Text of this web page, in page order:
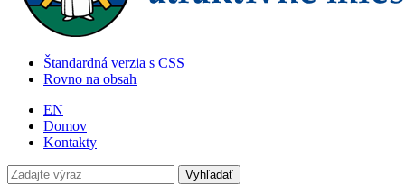
Štandardná verzia s CSS
Rovno na obsah
EN
Domov
Kontakty